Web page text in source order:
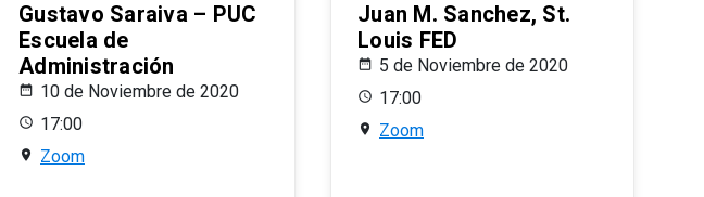
Gustavo Saraiva – PUC
Escuela de
Administración
10 de Noviembre de 2020
17:00
Zoom
Juan M. Sanchez, St.
Louis FED
5 de Noviembre de 2020
17:00
Zoom